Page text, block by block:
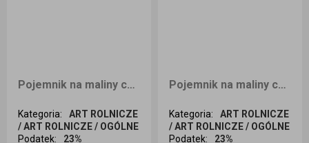
Pojemnik na maliny czeskie 250g 1080szt
Kategoria:
ART ROLNICZE
/ ART ROLNICZE / OGÓLNE
Podatek:
23%
Pojemnik na maliny czeskie 250g 10 sztuk Nadruk
Kategoria:
ART ROLNICZE
/ ART ROLNICZE / OGÓLNE
Podatek:
23%